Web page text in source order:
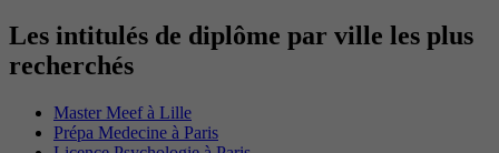
Les intitulés de diplôme par ville les plus
recherchés
Master Meef à Lille
Prépa Medecine à Paris